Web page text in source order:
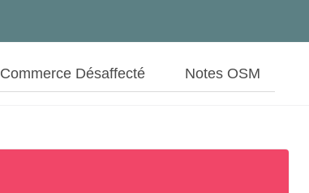
Commerce Désaffecté Notes OSM